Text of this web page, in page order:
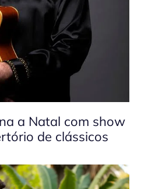
a Natal com show
de clássicos